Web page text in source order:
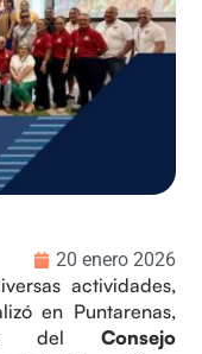
20 enero 2026
actividades,
en Puntarenas,
del Consejo